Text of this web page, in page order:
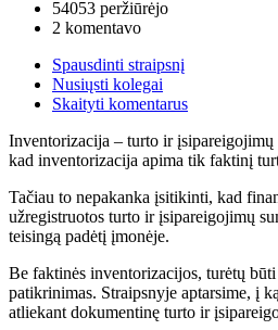
54053 peržiūrėjo
2 komentavo
Spausdinti straipsnį
Nusiųsti kolegai
Skaityti komentarus
Inventorizacija – turto ir
kad inventorizacija apima tik faktinį
Tačiau to nepakanka įsitikinti, kad
užregistruotos turto ir įsipareigojimų
teisingą padėtį įmonėje.
Be faktinės inventorizacijos, turėtų
patikrinimas. Straipsnyje aptarsime, į
atliekant dokumentinę turto ir